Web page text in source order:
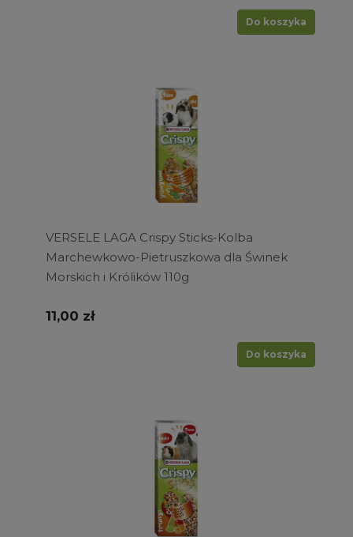
Do koszyka
VERSELE LAGA Crispy Sticks-Kolba
Marchewkowo-Pietruszkowa dla Świnek
Morskich i Królików 110g
11,00 zł
Do koszyka